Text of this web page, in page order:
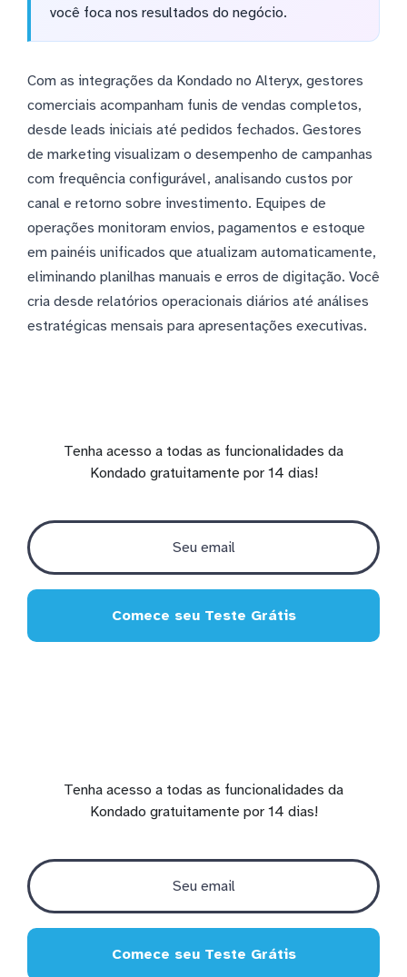
você foca nos resultados do negócio.
Com as integrações da Kondado no Alteryx, gestores
comerciais acompanham funis de vendas completos,
desde leads iniciais até pedidos fechados. Gestores
de marketing visualizam o desempenho de campanhas
com frequência configurável, analisando custos por
canal e retorno sobre investimento. Equipes de
operações monitoram envios, pagamentos e estoque
em painéis unificados que atualizam automaticamente,
eliminando planilhas manuais e erros de digitação. Você
cria desde relatórios operacionais diários até análises
estratégicas mensais para apresentações executivas.
Tenha acesso a todas as funcionalidades da
Kondado gratuitamente por 14 dias!
Comece seu Teste Grátis
Tenha acesso a todas as funcionalidades da
Kondado gratuitamente por 14 dias!
Comece seu Teste Grátis